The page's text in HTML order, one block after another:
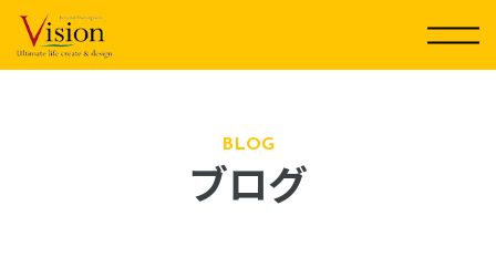
テ
BLOG
ブログ